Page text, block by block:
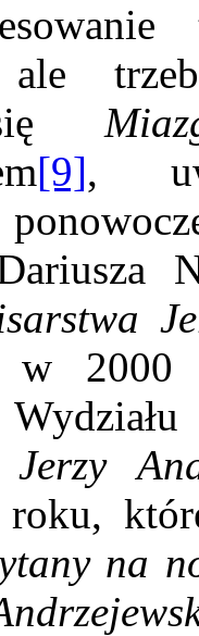
ale
się
[9],
2000
Jerzy
na